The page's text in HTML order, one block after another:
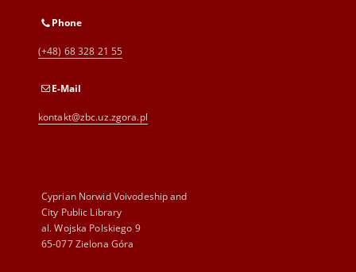
Phone
(+48) 68 328 21 55
E-Mail
kontakt@zbc.uz.zgora.pl
Cyprian Norwid Voivodeship and
City Public Library
al. Wojska Polskiego 9
65-077 Zielona Góra